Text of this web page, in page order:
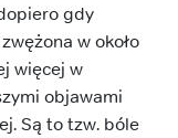
gdy
w około
więcej w
objawami
Są to tzw. bóle